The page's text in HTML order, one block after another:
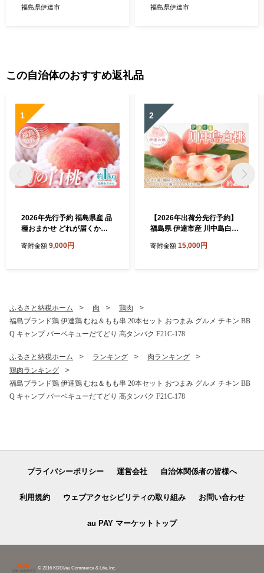
高タンパク F21C-176
福島県伊達市
高タンパク F21C-177
福島県伊達市
この自治体のおすすめ返礼品
1
2026年先行予約 福島県産 品
種おまかせ どれが届くかお
量限定 期間限定 桃 もも モモ
寄附金額 9,000円
2
【2026年出荷分先行予約】
福島県 伊達市産 川中島白桃
株式会社 伊達の桃 桃 フルー
寄附金額 15,000円
ふるさと納税ホーム 肉
鶏肉
福島ブランド鶏 伊達鶏 むね＆もも串 20本セット おつまみ グルメ チキン BB
Q キャンプ バーベキューだてどり 高タンパク F21C-178
ふるさと納税ホーム ランキング
肉ランキング
鶏肉ランキング
福島ブランド鶏 伊達鶏 むね＆もも串 20本セット おつまみ グルメ チキン BB
Q キャンプ バーベキューだてどり 高タンパク F21C-178
プライバシーポリシー 運営会社 自治体関係者の皆様へ
利用規約 ウェブアクセシビリティの取り組み お問い合わせ
au PAY マーケットトップ
© 2016 KDDI/au Commerce & Life, Inc.